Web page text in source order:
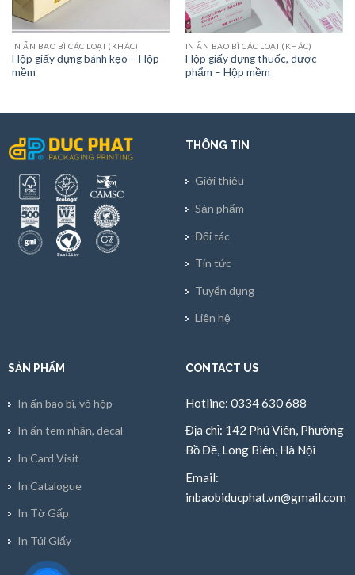
IN ẤN BAO BÌ CÁC LOẠI (KHÁC)
Hộp giấy đựng bánh kẹo – Hộp
mềm
IN ẤN BAO BÌ CÁC LOẠI (KHÁC)
Hộp giấy đựng thuốc, dược
phẩm – Hộp mềm
THÔNG TIN
Giới thiệu
Sản phẩm
Đối tác
Tin tức
Tuyển dụng
Liên hệ
SẢN PHẨM
In ấn bao bì, vỏ hộp
In ấn tem nhãn, decal
In Card Visit
In Catalogue
In Tờ Gấp
In Túi Giấy
CONTACT US
Hotline: 0334 630 688
Địa chỉ: 142 Phú Viên, Phường
Bồ Đề, Long Biên, Hà Nội
Email:
inbaobiducphat.vn@gmail.com